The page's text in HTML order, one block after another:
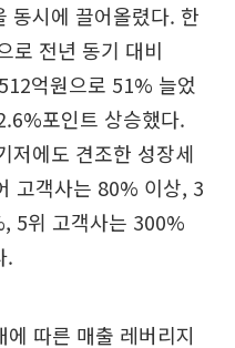
동시에 끌어올렸다. 한
로 전년 동기 대비
억원으로 51% 늘었
포인트 상승했다.
저에도 견조한 성장세
고객사는 80% 이상, 3
5위 고객사는 300%
.
따른 매출 레버리지